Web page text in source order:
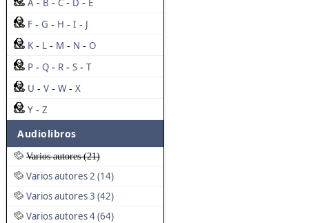
A - B - C - D - E
F - G - H - I - J
K - L - M - N - O
P - Q - R - S - T
U - V - W - X
Y - Z
Audiolibros
Varios autores (21)
Varios autores 2 (14)
Varios autores 3 (42)
Varios autores 4 (64)